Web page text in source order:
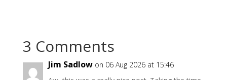
3 Comments
Jim Sadlow on 06 Aug 2026 at 15:46